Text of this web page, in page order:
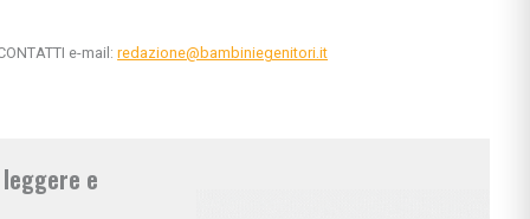
e-mail:redazione@bambiniegenitori.it
e